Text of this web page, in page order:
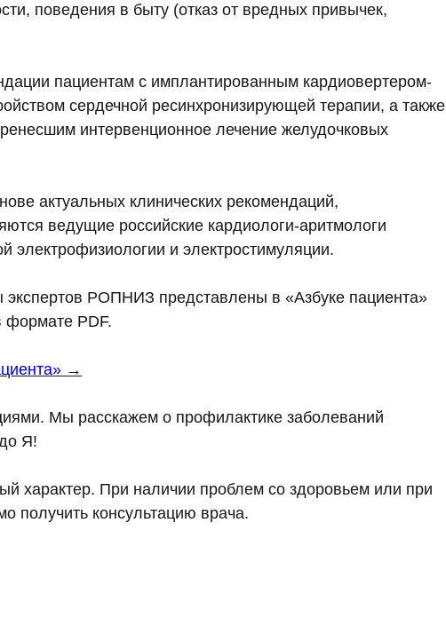
поведения в быту (отказ от вредных привычек,
пациентам с имплантированным кардиовертером-
сердечной ресинхронизирующей терапии, а также
интервенционное лечение желудочковых
актуальных клинических рекомендаций,
ведущие российские кардиологи-аритмологи
электрофизиологии и электростимуляции.
РОПНИЗ представлены в «Азбуке пациента»
формате PDF.
→
Мы расскажем о профилактике заболеваний
Я!
характер. При наличии проблем со здоровьем или при
получить консультацию врача.